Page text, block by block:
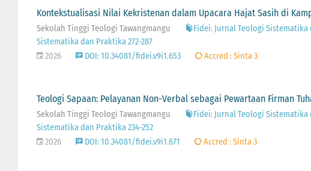
Kontekstualisasi Nilai Kekristenan dalam Upacara Hajat Sasih di
Sekolah Tinggi Teologi Tawangmangu
Fidei: Jurnal Teologi Sistematika
Sistematika dan Praktika 272-287
2026
DOI: 10.34081/fidei.v9i1.653 Accred : Sinta 3
Teologi Sapaan: Pelayanan Non-Verbal sebagai Pewartaan Firman
Sekolah Tinggi Teologi Tawangmangu
Fidei: Jurnal Teologi Sistematika
Sistematika dan Praktika 234-252
2026
DOI: 10.34081/fidei.v9i1.671 Accred : Sinta 3